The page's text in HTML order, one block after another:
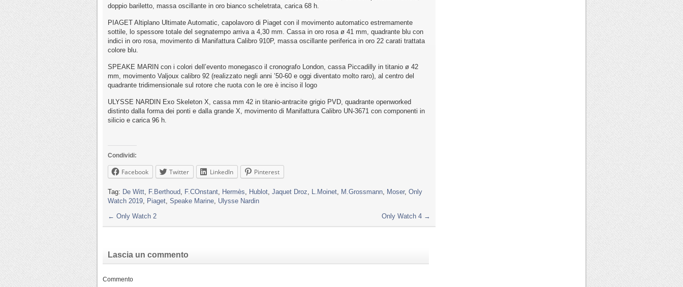
doppio bariletto, massa oscillante in oro bianco scheletrata, carica 68 h.
PIAGET Altiplano Ultimate Automatic, capolavoro di Piaget con il movimento automatico estremamente
sottile, lo spessore totale del segnatempo arriva a 4,30 mm. Cassa in oro rosa ø 41 mm, quadrante blu con
indici in oro rosa, movimento di Manifattura Calibro 910P, massa oscillante periferica in oro 22 carati trattata
colore blu.
SPEAKE MARIN con i colori dell’evento monegasco il cronografo London, cassa Piccadilly in titanio ø 42
mm, movimento Valjoux calibro 92 (realizzato negli anni ’50-60 e oggi diventato molto raro), al centro del
quadrante tridimensionale sul rotore che ruota con le ore è inciso il logo
ULYSSE NARDIN Exo Skeleton X, cassa mm 42 in titanio-antracite grigio PVD, quadrante openworked
distinto dalla forma dei ponti e dalla grande X, movimento di Manifattura Calibro UN-3671 con componenti in
silicio e carica 96 h.
Condividi:
Facebook Twitter LinkedIn Pinterest
Tag: De Witt, F.Berthoud, F.COnstant, Hermès, Hublot, Jaquet Droz, L.Moinet, M.Grossmann, Moser, Only
Watch 2019, Piaget, Speake Marine, Ulysse Nardin
← Only Watch 2 Only Watch 4 →
Lascia un commento
Commento